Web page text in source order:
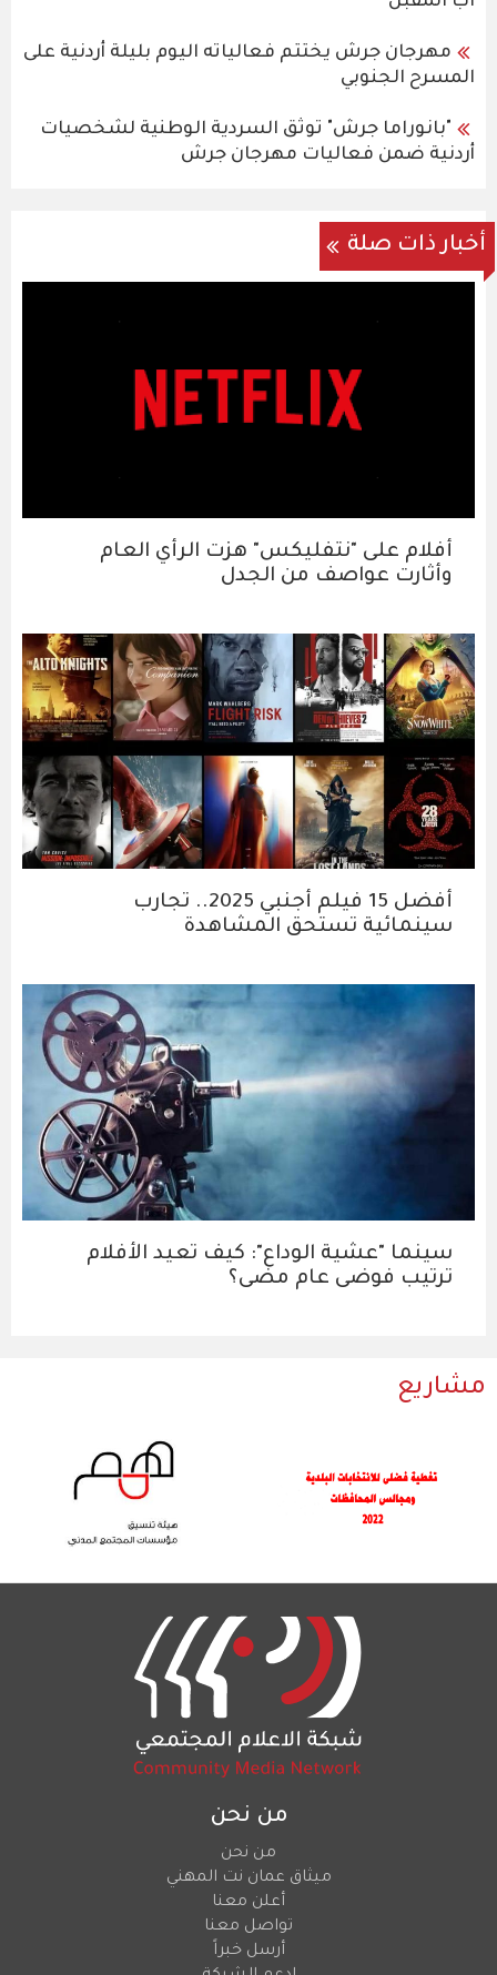
مهرجان جرش يختتم فعالياته اليوم بليلة أردنية على
المسرح الجنوبي
"بانوراما جرش" توثق السردية الوطنية لشخصيات
أردنية ضمن فعاليات مهرجان جرش
أخبار ذات صلة
أفلام على "نتفليكس" هزت الرأي العام
وأثارت عواصف من الجدل
أفضل 15 فيلم أجنبي 2025.. تجارب
سينمائية تستحق المشاهدة
سينما "عشية الوداع": كيف تعيد الأفلام
ترتيب فوضى عام مضى؟
مشاريع
من نحن
من نحن
ميثاق عمان نت المهني
أعلن معنا
تواصل معنا
أرسل خبراً